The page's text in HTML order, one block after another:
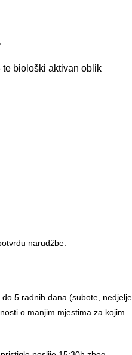
biološki aktivan oblik
narudžbe.
5 radnih dana (subote, nedjelje
o manjim mjestima za kojim